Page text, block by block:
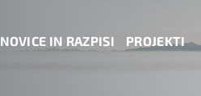
NOVICE IN RAZPISI PROJEKTI